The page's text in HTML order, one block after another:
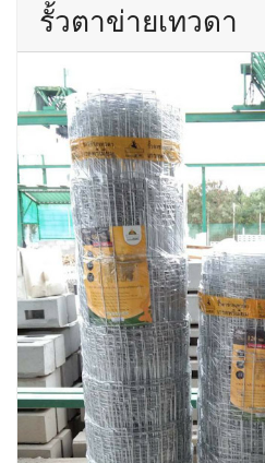
รั้วตาข่ายเทวดา